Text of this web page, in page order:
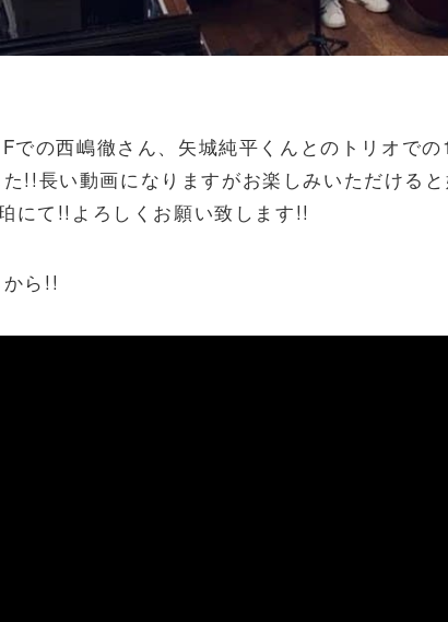
での西嶋徹さん、矢城純平くんとのトリオで
!!長い動画になりますがお楽しみいただける
にて!!よろしくお願い致します!!
ら!!